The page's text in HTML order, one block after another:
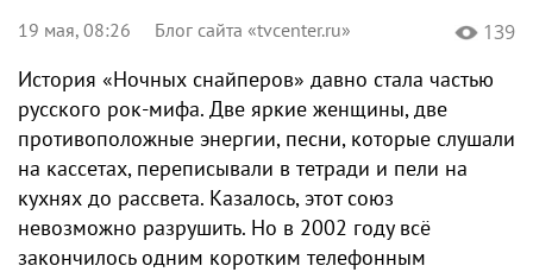
19 мая, 08:26 Блог сайта «tvcenter.ru» 139
История «Ночных снайперов» давно стала частью
русского рок-мифа. Две яркие женщины, две
противоположные энергии, песни, которые слушали
на кассетах, переписывали в тетради и пели на
кухнях до рассвета. Казалось, этот союз
невозможно разрушить. Но в 2002 году всё
закончилось одним коротким телефонным